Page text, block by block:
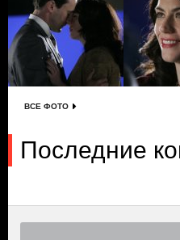
ВСЕ ФОТО
Последние